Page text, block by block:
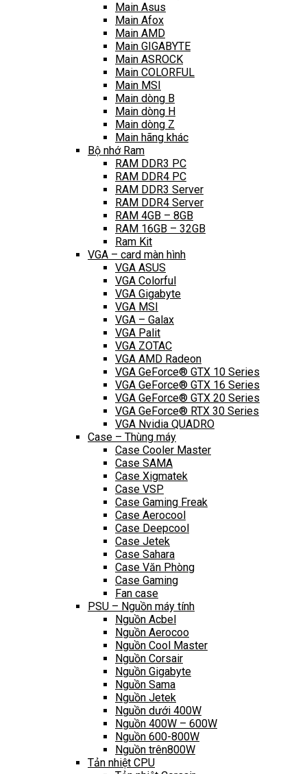
Main Asus
Main Afox
Main AMD
Main GIGABYTE
Main ASROCK
Main COLORFUL
Main MSI
Main dòng B
Main dòng H
Main dòng Z
Main hãng khác
Bộ nhớ Ram
RAM DDR3 PC
RAM DDR4 PC
RAM DDR3 Server
RAM DDR4 Server
RAM 4GB – 8GB
RAM 16GB – 32GB
Ram Kit
VGA – card màn hình
VGA ASUS
VGA Colorful
VGA Gigabyte
VGA MSI
VGA – Galax
VGA Palit
VGA ZOTAC
VGA AMD Radeon
VGA GeForce® GTX 10 Series
VGA GeForce® GTX 16 Series
VGA GeForce® GTX 20 Series
VGA GeForce® RTX 30 Series
VGA Nvidia QUADRO
Case – Thùng máy
Case Cooler Master
Case SAMA
Case Xigmatek
Case VSP
Case Gaming Freak
Case Aerocool
Case Deepcool
Case Jetek
Case Sahara
Case Văn Phòng
Case Gaming
Fan case
PSU – Nguồn máy tính
Nguồn Acbel
Nguồn Aerocoo
Nguồn Cool Master
Nguồn Corsair
Nguồn Gigabyte
Nguồn Sama
Nguồn Jetek
Nguồn dưới 400W
Nguồn 400W – 600W
Nguồn 600-800W
Nguồn trên800W
Tản nhiệt CPU